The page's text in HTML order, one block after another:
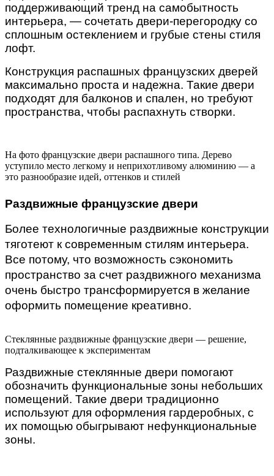
поддерживающий тренд на самобытность
интерьера, — сочетать двери-перегородку со
сплошным остеклением и грубые стены стиля
лофт.
Конструкция распашных французских дверей
максимально проста и надежна. Такие двери
подходят для балконов и спален, но требуют
пространства, чтобы распахнуть створки.
На фото французские двери распашного типа. Дерево
уступило место легкому и неприхотливому алюминию — а
это разнообразие идей, оттенков и стилей
Раздвижные французские двери
Более технологичные раздвижные конструкции
тяготеют к современным стилям интерьера.
Все потому, что возможность сэкономить
пространство за счет раздвижного механизма
очень быстро трансформируется в желание
оформить помещение креативно.
Стеклянные раздвижные французские двери — решение,
подталкивающее к экспериментам
Раздвижные стеклянные двери помогают
обозначить функциональные зоны небольших
помещений. Такие двери традиционно
используют для оформления гардеробных, с
их помощью обыгрывают нефункциональные
зоны.